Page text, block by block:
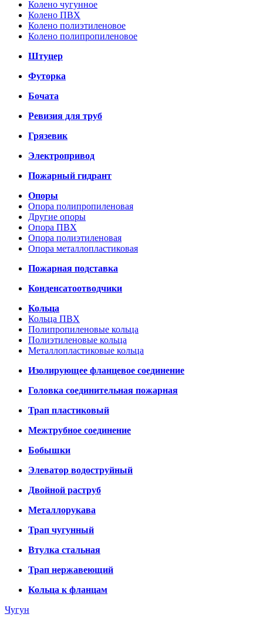
Колено чугунное
Колено ПВХ
Колено полиэтиленовое
Колено полипропиленовое
Штуцер
Футорка
Бочата
Ревизия для труб
Грязевик
Электропривод
Пожарный гидрант
Опоры
Опора полипропиленовая
Другие опоры
Опора ПВХ
Опора полиэтиленовая
Опора металлопластиковая
Пожарная подставка
Конденсатоотводчики
Кольца
Кольца ПВХ
Полипропиленовые кольца
Полиэтиленовые кольца
Металлопластиковые кольца
Изолирующее фланцевое соединение
Головка соединительная пожарная
Трап пластиковый
Межтрубное соединение
Бобышки
Элеватор водоструйный
Двойной раструб
Металлорукава
Трап чугунный
Втулка стальная
Трап нержавеющий
Кольца к фланцам
Чугун